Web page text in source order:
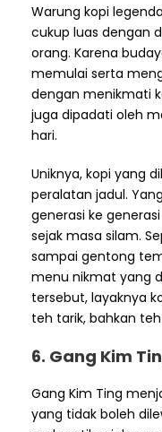
Warung kopi
cukup luas dengan
orang. Karena
memulai serta
dengan menikmati
juga dipadati oleh
hari.
Uniknya, kopi yang
peralatan jadul.
generasi ke
sejak masa silam.
sampai gentong
menu nikmat yang
tersebut, layaknya
teh tarik, bahkan
6. Gang Kim
Gang Kim Ting
yang tidak boleh